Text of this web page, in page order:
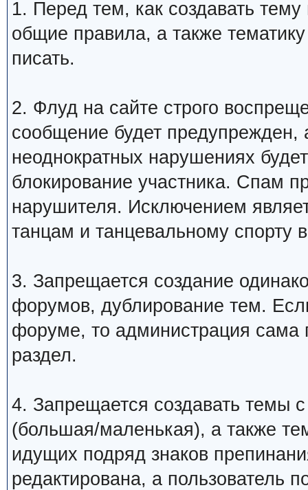
1. Перед тем, как создавать
общие правила, а также
писать.
2. Флуд на сайте строго
сообщение будет
неоднократных нарушениях
блокирование участника. Спам
нарушителя. Исключением
танцам и танцевальному спорту
3. Запрещается создание
форумов, дублирование тем.
форуме, то администрация сама
раздел.
4. Запрещается создавать темы
(большая/маленькая), а также
идущих подряд знаков
редактирована, а пользователь